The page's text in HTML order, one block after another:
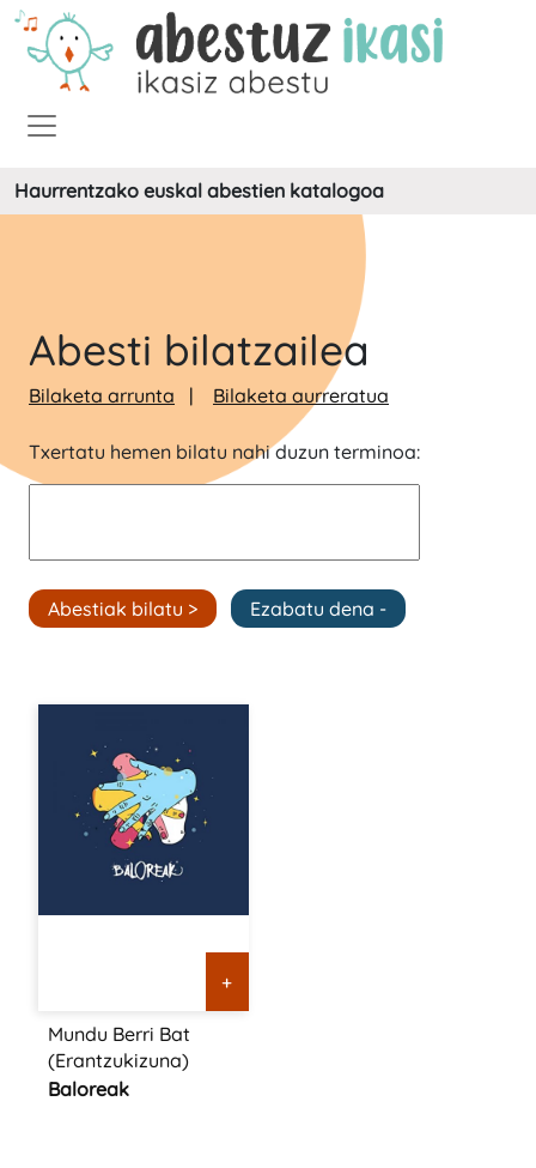
Haurrentzako euskal abestien katalogoa
Abesti bilatzailea
Bilaketa arrunta Bilaketa aurreratua
Txertatu hemen bilatu nahi duzun terminoa:
+
Mundu Berri Bat
(Erantzukizuna)
Baloreak